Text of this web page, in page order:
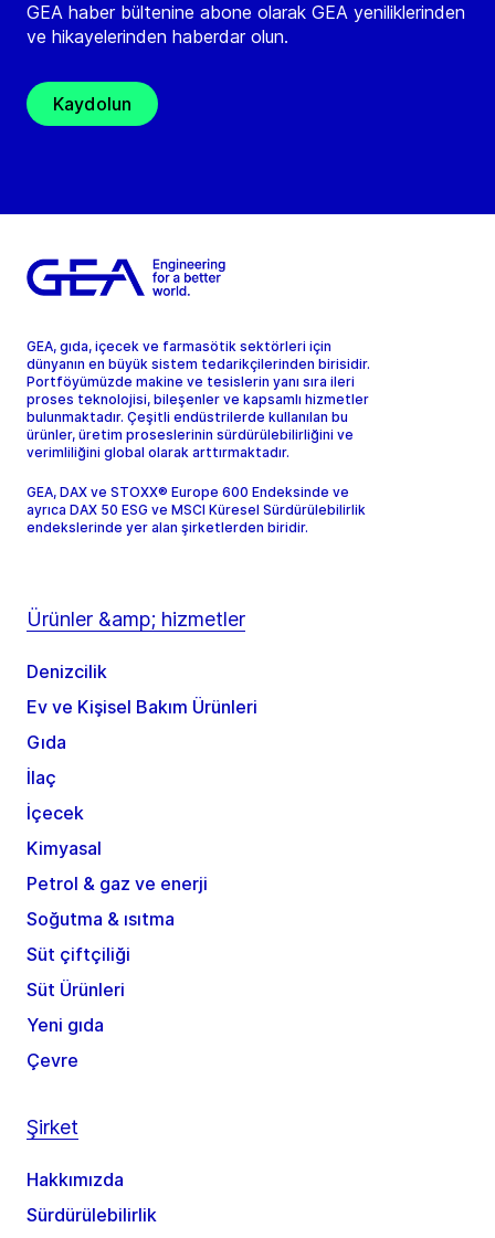
GEA haber bültenine abone olarak GEA yeniliklerinden
ve hikayelerinden haberdar olun.
Kaydolun
GEA, gıda, içecek ve farmasötik sektörleri için
dünyanın en büyük sistem tedarikçilerinden birisidir.
Portföyümüzde makine ve tesislerin yanı sıra ileri
proses teknolojisi, bileşenler ve kapsamlı hizmetler
bulunmaktadır. Çeşitli endüstrilerde kullanılan bu
ürünler, üretim proseslerinin sürdürülebilirliğini ve
verimliliğini global olarak arttırmaktadır.
GEA, DAX ve STOXX® Europe 600 Endeksinde ve
ayrıca DAX 50 ESG ve MSCI Küresel Sürdürülebilirlik
endekslerinde yer alan şirketlerden biridir.
Ürünler &amp; hizmetler
Denizcilik
Ev ve Kişisel Bakım Ürünleri
Gıda
İlaç
İçecek
Kimyasal
Petrol & gaz ve enerji
Soğutma & ısıtma
Süt çiftçiliği
Süt Ürünleri
Yeni gıda
Çevre
Şirket
Hakkımızda
Sürdürülebilirlik